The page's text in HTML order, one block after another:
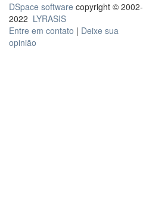
DSpace software copyright © 2002-
2022 LYRASIS
Entre em contato | Deixe sua
opinião